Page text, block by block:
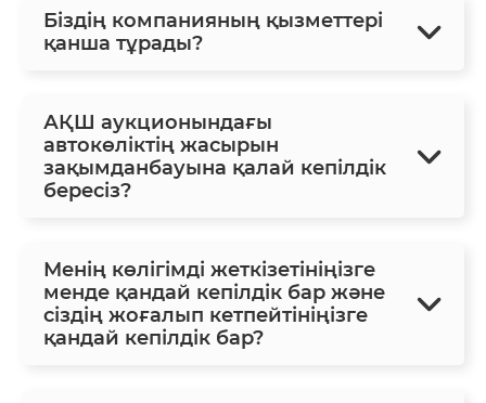
Біздің компанияның қызметтері
қанша тұрады?
АҚШ аукционындағы
автокөліктің жасырын
зақымданбауына қалай кепілдік
бересіз?
Менің көлігімді жеткізетініңізге
менде қандай кепілдік бар және
сіздің жоғалып кетпейтініңізге
қандай кепілдік бар?